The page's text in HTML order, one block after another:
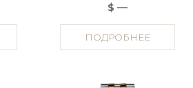
$ —
ПОДРОБНЕЕ